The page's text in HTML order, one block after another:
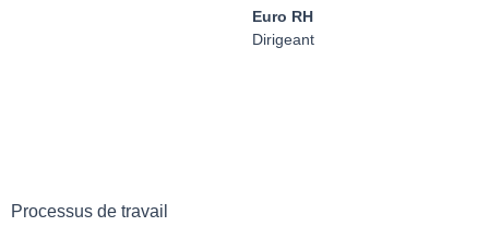
Euro RH
Dirigeant
Processus de travail